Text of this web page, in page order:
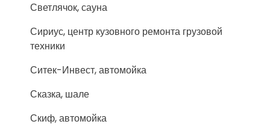
Светлячок, сауна
Сириус, центр кузовного ремонта грузовой
техники
Ситек-Инвест, автомойка
Сказка, шале
Скиф, автомойка